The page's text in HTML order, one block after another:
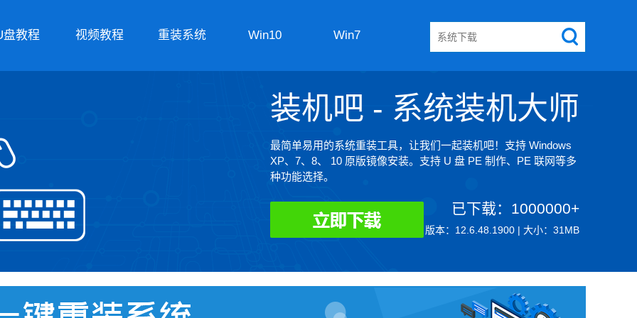
盘教程 视频教程 重装系统 Win10 Win7
装机吧 - 系统装机大师
最简单易用的系统重装工具，让我们一起装机吧！支持 Windows
XP、7、8、 10 原版镜像安装。支持 U 盘 PE 制作、PE 联网等多
种功能选择。
已下载：1000000+
版本：12.6.48.1900 | 大小：31MB